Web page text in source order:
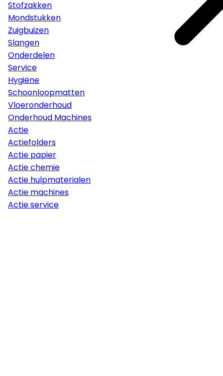
Stofzakken
Mondstukken
Zuigbuizen
Slangen
Onderdelen
Service
Hygiëne
Schoonloopmatten
Vloeronderhoud
Onderhoud Machines
Actie
Actiefolders
Actie papier
Actie chemie
Actie hulpmaterialen
Actie machines
Actie service